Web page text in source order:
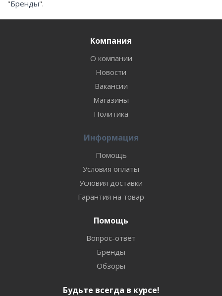
"Бренды".
Компания
О компании
Новости
Вакансии
Магазины
Политика
Информация
Помощь
Условия оплаты
Условия доставки
Гарантия на товар
Помощь
Вопрос-ответ
Бренды
Обзоры
Будьте всегда в курсе!